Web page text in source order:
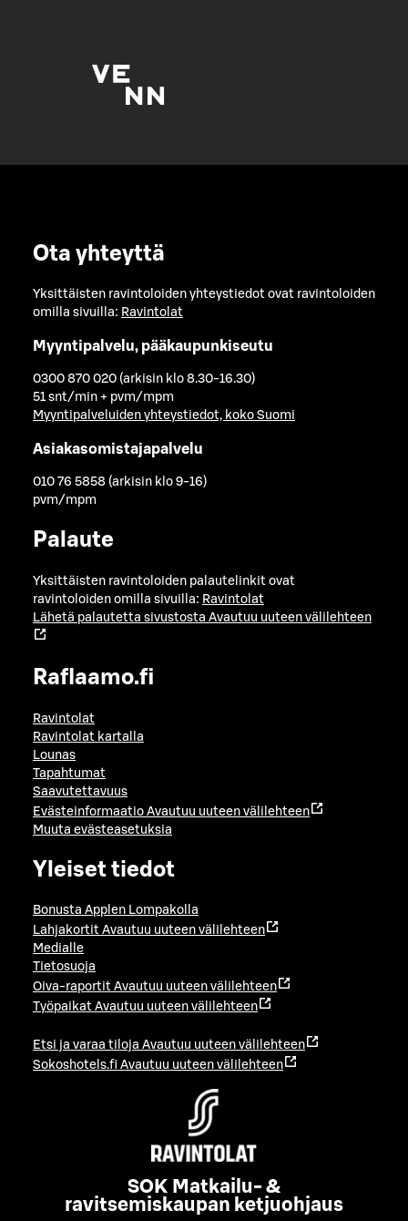
Ota yhteyttä
Yksittäisten ravintoloiden yhteystiedot ovat ravintoloiden
omilla sivuilla: Ravintolat
Myyntipalvelu, pääkaupunkiseutu
0300 870 020 (arkisin klo 8.30-16.30)
51 snt/min + pvm/mpm
Myyntipalveluiden yhteystiedot, koko Suomi
Asiakasomistajapalvelu
010 76 5858 (arkisin klo 9-16)
pvm/mpm
Palaute
Yksittäisten ravintoloiden palautelinkit ovat
ravintoloiden omilla sivuilla: Ravintolat
Lähetä palautetta sivustosta Avautuu uuteen välilehteen
Raflaamo.fi
Ravintolat
Ravintolat kartalla
Lounas
Tapahtumat
Saavutettavuus
Evästeinformaatio Avautuu uuteen välilehteen
Muuta evästeasetuksia
Yleiset tiedot
Bonusta Applen Lompakolla
Lahjakortit Avautuu uuteen välilehteen
Medialle
Tietosuoja
Oiva-raportit Avautuu uuteen välilehteen
Työpaikat Avautuu uuteen välilehteen
Etsi ja varaa tiloja Avautuu uuteen välilehteen
Sokoshotels.fi Avautuu uuteen välilehteen
SOK Matkailu- &
ravitsemiskaupan ketjuohjaus